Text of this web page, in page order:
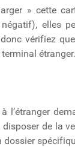
» cette
elles
vérifiez
étranger.
l’étranger
de la